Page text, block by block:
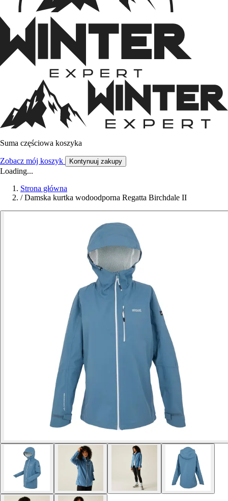
Suma częściowa koszyka
Zobacz mój koszyk Kontynuuj zakupy
Loading...
Strona główna
/ Damska kurtka wodoodporna Regatta Birchdale II